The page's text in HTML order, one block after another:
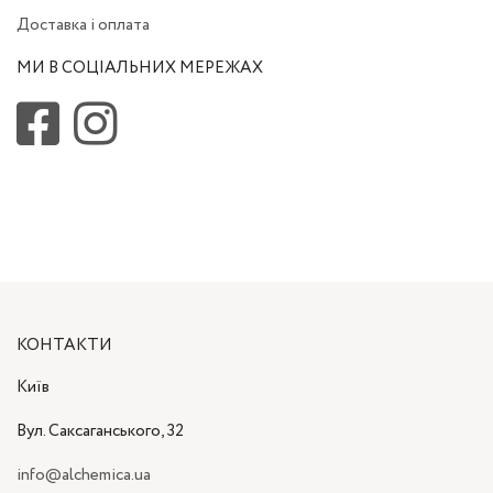
Доставка і оплата
МИ В СОЦІАЛЬНИХ МЕРЕЖАХ
КОНТАКТИ
Київ
Вул. Саксаганського, 32
info@alchemica.ua